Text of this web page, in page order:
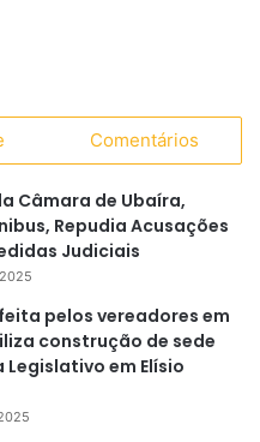
Comentários
Câmara de Ubaíra,
Repudia Acusações
Judiciais
pelos vereadores em
construção de sede
em Elísio